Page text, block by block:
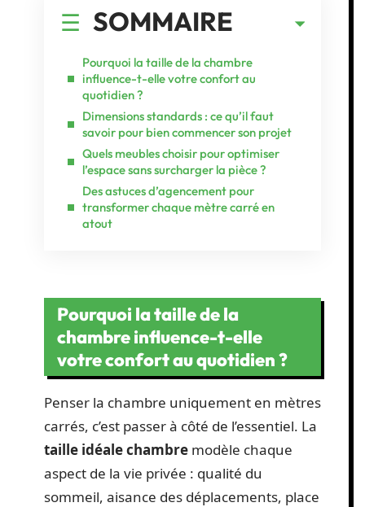
SOMMAIRE
Pourquoi la taille de la chambre
influence-t-elle votre confort au
quotidien ?
Dimensions standards : ce qu’il faut
savoir pour bien commencer son projet
Quels meubles choisir pour optimiser
l’espace sans surcharger la pièce ?
Des astuces d’agencement pour
transformer chaque mètre carré en
atout
Pourquoi la taille de la
chambre influence-t-elle
votre confort au quotidien ?
Penser la chambre uniquement en mètres
carrés, c’est passer à côté de l’essentiel. La
taille idéale chambre modèle chaque
aspect de la vie privée : qualité du
sommeil, aisance des déplacements, place